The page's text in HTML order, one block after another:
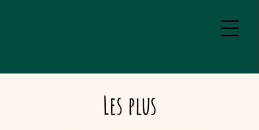
Les plus